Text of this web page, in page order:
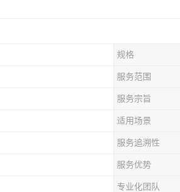
规格
服务范围
服务宗旨
适用场景
服务追溯性
服务优势
专业化团队